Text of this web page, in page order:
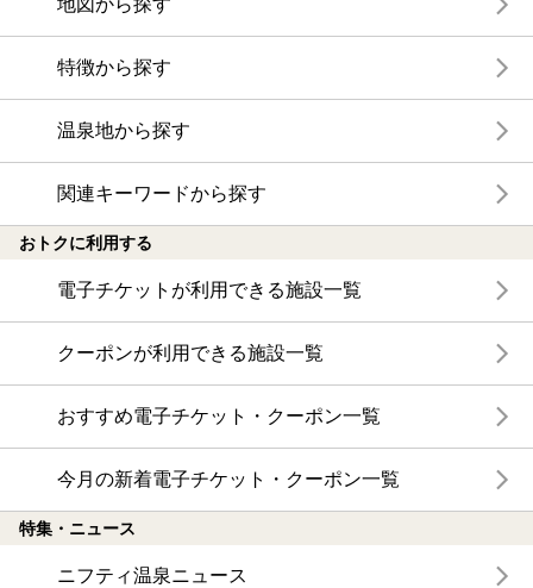
地図から探す
特徴から探す
温泉地から探す
関連キーワードから探す
おトクに利用する
電子チケットが利用できる施設一覧
クーポンが利用できる施設一覧
おすすめ電子チケット・クーポン一覧
今月の新着電子チケット・クーポン一覧
特集・ニュース
ニフティ温泉ニュース